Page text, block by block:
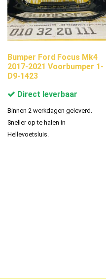
Bumper Ford Focus Mk4
2017-2021 Voorbumper 1-
D9-1423
Direct leverbaar
Binnen 2 werkdagen geleverd.
Sneller op te halen in
Hellevoetsluis.